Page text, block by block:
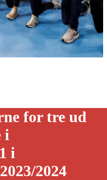
for tre ud
i
i
2024